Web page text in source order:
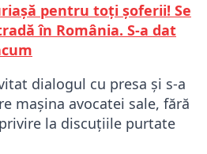
pentru toți șoferii! Se
în România. S-a dat
dialogul cu presa și s-a
mașina avocatei sale, fără
la discuțiile purtate